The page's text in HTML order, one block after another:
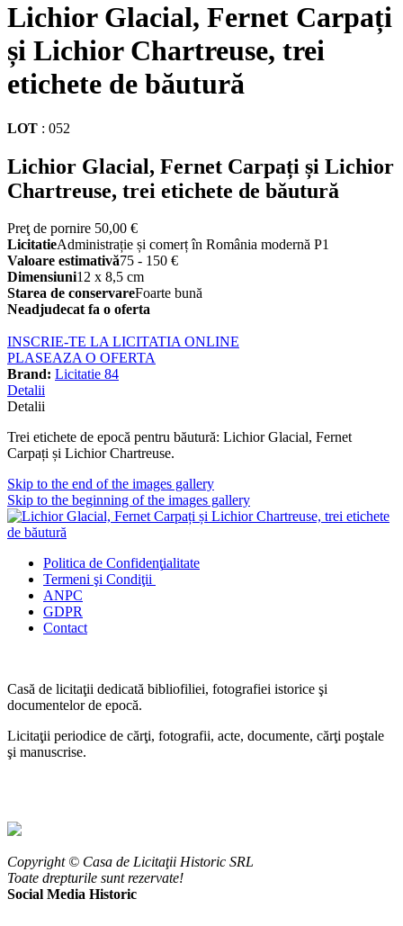
Lichior Glacial, Fernet Carpați
și Lichior Chartreuse, trei
etichete de băutură
LOT : 052
Lichior Glacial, Fernet Carpați și Lichior
Chartreuse, trei etichete de băutură
Preţ de pornire 50,00 €
LicitatieAdministrație și comerț în România modernă P1
Valoare estimativă75 - 150 €
Dimensiuni12 x 8,5 cm
Starea de conservareFoarte bună
Neadjudecat fa o oferta
INSCRIE-TE LA LICITATIA ONLINE
PLASEAZA O OFERTA
Brand: Licitatie 84
Detalii
Detalii
Trei etichete de epocă pentru băutură: Lichior Glacial, Fernet
Carpați și Lichior Chartreuse.
Skip to the end of the images gallery
Skip to the beginning of the images gallery
Politica de Confidenţialitate
Termeni şi Condiţii
ANPC
GDPR
Contact
Casă de licitaţii dedicată bibliofiliei, fotografiei istorice şi
documentelor de epocă.
Licitaţii periodice de cărţi, fotografii, acte, documente, cărţi poştale
şi manuscrise.
Copyright © Casa de Licitaţii Historic SRL
Toate drepturile sunt rezervate!
Social Media Historic